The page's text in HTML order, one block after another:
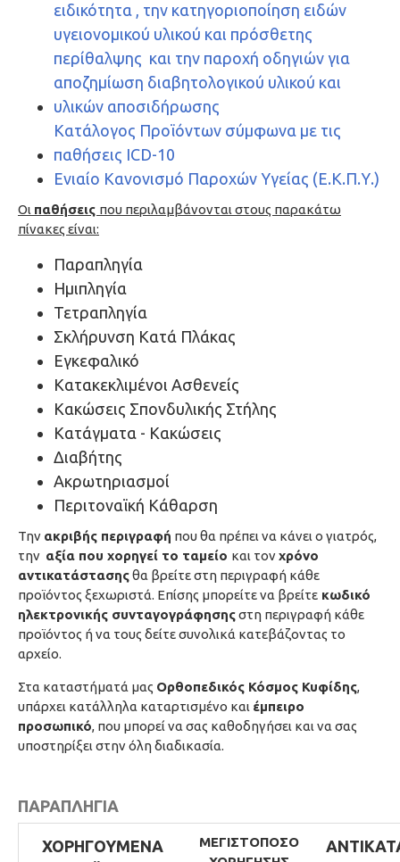
ειδικότητα , την κατηγοριοποίηση ειδών
υγειονομικού υλικού και πρόσθετης
περίθαλψης και την παροχή οδηγιών για
αποζημίωση διαβητολογικού υλικού και
υλικών αποσιδήρωσης
Κατάλογος Προϊόντων σύμφωνα με τις
παθήσεις ICD-10
Ενιαίο Κανονισμό Παροχών Υγείας (Ε.Κ.Π.Υ.)
Οι παθήσεις που περιλαμβάνονται στους παρακάτω
πίνακες είναι:
Παραπληγία
Ημιπληγία
Τετραπληγία
Σκλήρυνση Κατά Πλάκας
Εγκεφαλικό
Κατακεκλιμένοι Ασθενείς
Κακώσεις Σπονδυλικής Στήλης
Κατάγματα - Κακώσεις
Διαβήτης
Ακρωτηριασμοί
Περιτοναϊκή Κάθαρση
Την ακριβής περιγραφή που θα πρέπει να κάνει ο γιατρός,
την αξία που χορηγεί το ταμείο και τονχρόνο
αντικατάστασηςθα βρείτε στη περιγραφή κάθε
προϊόντος ξεχωριστά. Επίσης μπορείτε να βρείτε κωδικό
ηλεκτρονικής συνταγογράφησηςστη περιγραφή κάθε
προϊόντος ή να τους δείτε συνολικά κατεβάζοντας το
αρχείο.
Στα καταστήματά μας Ορθοπεδικός Κόσμος Κυφίδης,
υπάρχει κατάλληλα καταρτισμένο και έμπειρο
προσωπικό, που μπορεί να σας καθοδηγήσει και να σας
υποστηρίξει στην όλη διαδικασία.
ΠΑΡΑΠΛΗΓΙΑ
ΧΟΡΗΓΟΥΜΕΝΑ
ΜΕΓΙΣΤΟΠΟΣΟ